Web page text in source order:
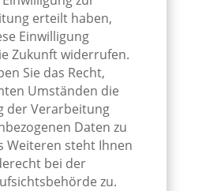
erteilt haben,
Einwilligung
Zukunft widerrufen.
Sie das Recht,
Umständen die
der Verarbeitung
Daten zu
Weiteren steht Ihnen
bei der
zu.